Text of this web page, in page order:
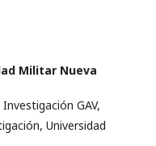
Militar Nueva
GAV,
Universidad